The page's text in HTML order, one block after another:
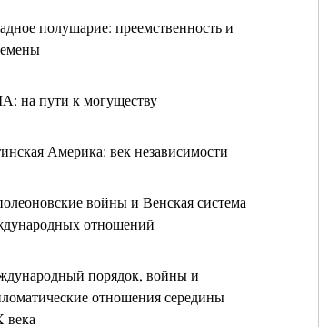
полушарие: преемственность и
на пути к могуществу
Америка: век независимости
войны и Венская система
отношений
порядок, войны и
отношения середины
века